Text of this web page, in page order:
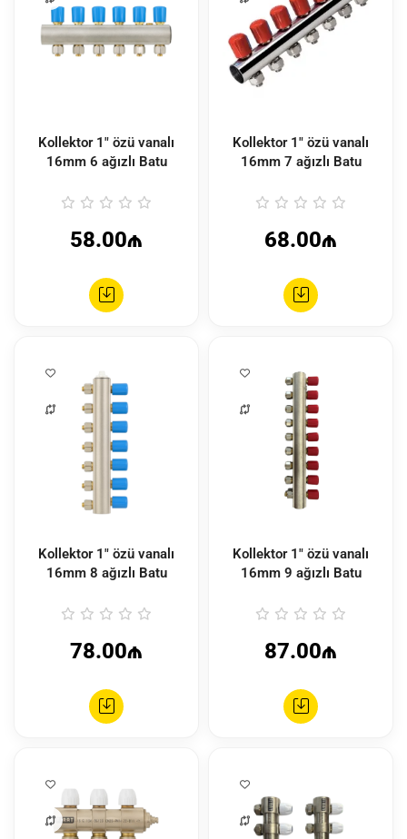
Kollektor 1" özü vanalı
16mm 6 ağızlı Batu
58.00₼
Kollektor 1" özü vanalı
16mm 7 ağızlı Batu
68.00₼
Kollektor 1" özü vanalı
16mm 8 ağızlı Batu
78.00₼
Kollektor 1" özü vanalı
16mm 9 ağızlı Batu
87.00₼